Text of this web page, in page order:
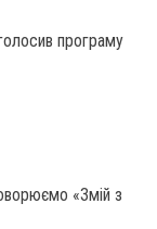
програму
«Змій з